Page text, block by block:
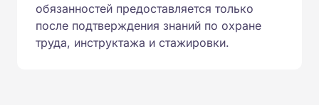
обязанностей предоставляется только
после подтверждения знаний по охране
труда, инструктажа и стажировки.